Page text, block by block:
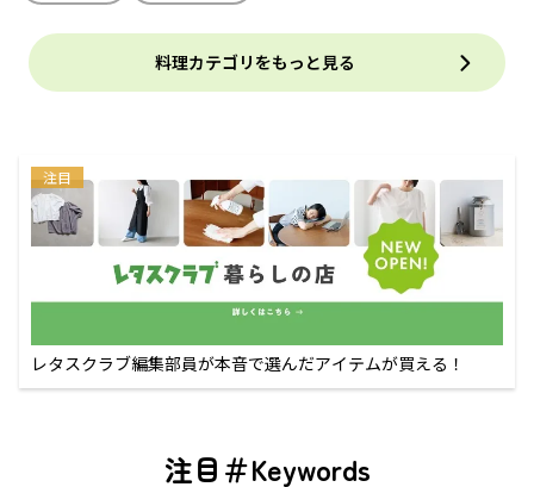
料理カテゴリをもっと見る
注目
レタスクラブ編集部員が本音で選んだアイテムが買える！
注目＃Keywords